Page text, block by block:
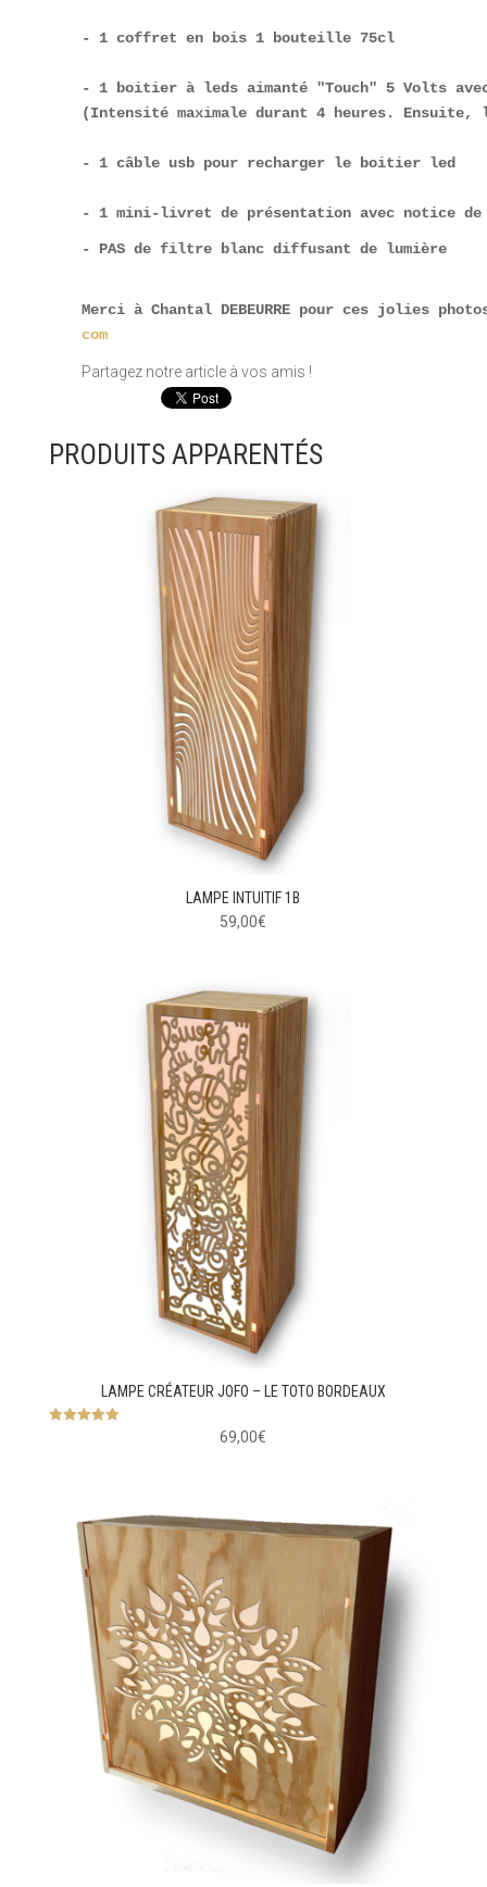
- 1 coffret en bois 1 bouteille 75cl
- 1 boitier à leds aimanté "Touch" 5 Volts
(Intensité maximale durant 4 heures.
- 1 câble usb pour recharger le boitier led
- PAS de filtre blanc diffusant de lumière
Merci à Chantal DEBEURRE pour ces jolies
com
Partagez notre article à vos amis !
PRODUITS APPARENTÉS
LAMPE INTUITIF 1B
59,00€
LAMPE CRÉATEUR JOFO – LE TOTO BORDEAUX
69,00€